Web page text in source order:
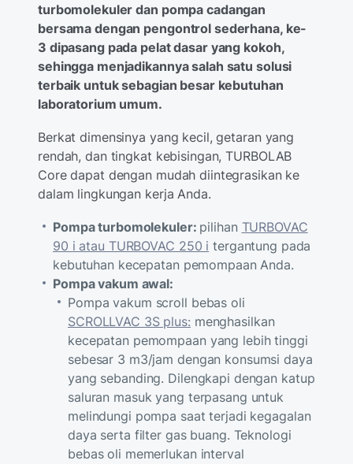
turbomolekuler dan pompa cadangan
bersama dengan pengontrol sederhana, ke-
3 dipasang pada pelat dasar yang kokoh,
sehingga menjadikannya salah satu solusi
terbaik untuk sebagian besar kebutuhan
laboratorium umum.
Berkat dimensinya yang kecil, getaran yang
rendah, dan tingkat kebisingan, TURBOLAB
Core dapat dengan mudah diintegrasikan ke
dalam lingkungan kerja Anda.
Pompa turbomolekuler: pilihan TURBOVAC
90 i atau TURBOVAC 250 i tergantung pada
kebutuhan kecepatan pemompaan Anda.
Pompa vakum awal:
Pompa vakum scroll bebas oli
SCROLLVAC 3S plus: menghasilkan
kecepatan pemompaan yang lebih tinggi
sebesar 3 m3/jam dengan konsumsi daya
yang sebanding. Dilengkapi dengan katup
saluran masuk yang terpasang untuk
melindungi pompa saat terjadi kegagalan
daya serta filter gas buang. Teknologi
bebas oli memerlukan interval